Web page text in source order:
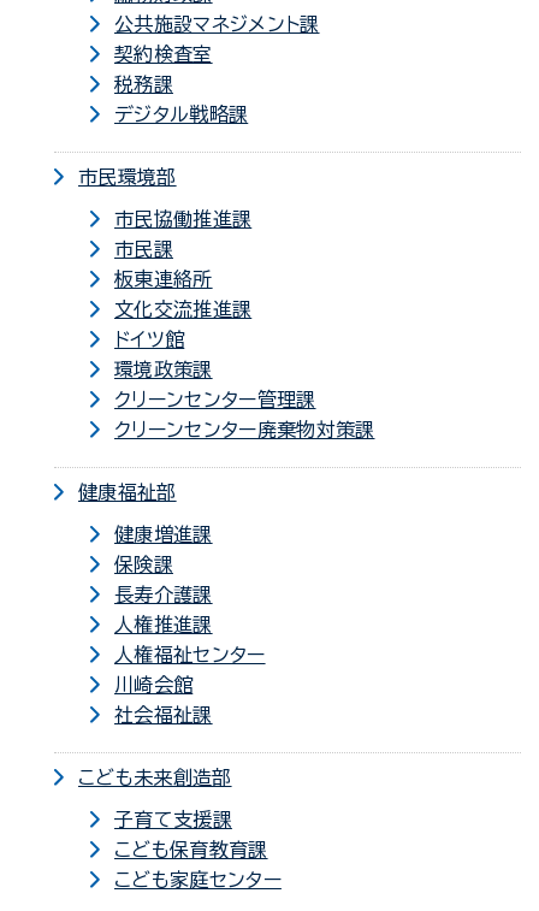
公共施設マネジメント課
契約検査室
税務課
デジタル戦略課
市民環境部
市民協働推進課
市民課
板東連絡所
文化交流推進課
ドイツ館
環境政策課
クリーンセンター管理課
クリーンセンター廃棄物対策課
健康福祉部
健康増進課
保険課
長寿介護課
人権推進課
人権福祉センター
川崎会館
社会福祉課
こども未来創造部
子育て支援課
こども保育教育課
こども家庭センター